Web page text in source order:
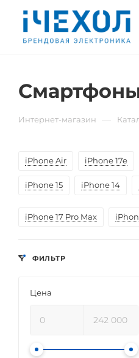
Интернет-магазин
iPhone Air iPhone 17e
iPhone 15 iPhone 14
iPhone 17 Pro Max
ФИЛЬТР
Цена